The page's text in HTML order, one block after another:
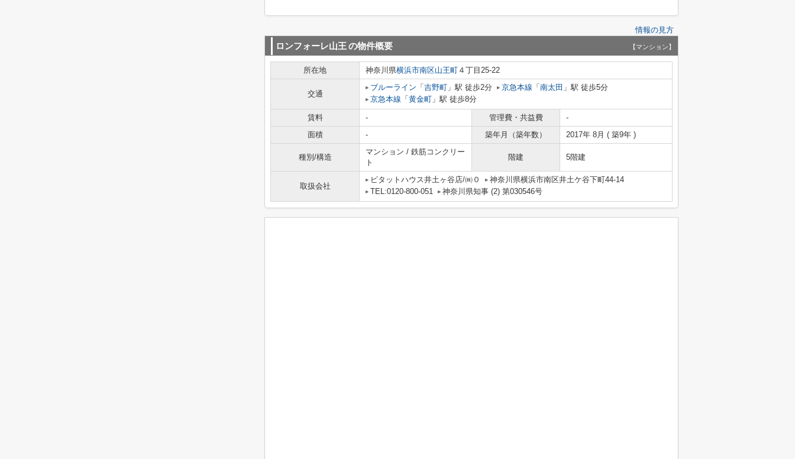
情報の見方
ロンフォーレ山王 の物件概要 【マンション】
所在地 神奈川県横浜市南区山王町 ４丁目25-22
交通
ブルーライン 「 吉野町 」駅 徒歩2分 京急本線 「 南太田 」駅 徒歩5分
京急本線 「 黄金町 」駅 徒歩8分
賃料 - 管理費・共益費
-
面積
- 築年月（築年数） 2017年 8月 ( 築9年 )
種別/構造
マンション / 鉄筋コンクリー
ト
階建 5階建
取扱会社
ピタットハウス井土ヶ谷店/㈱０
神奈川県横浜市南区井土ケ谷下町44-14
TEL:0120-800-051
神奈川県知事 (2) 第030546号